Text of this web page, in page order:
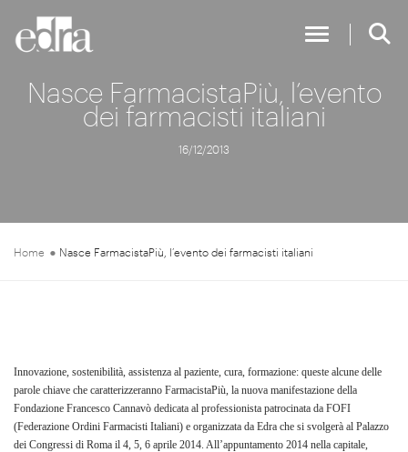
Toggle
Nasce FarmacistaPiù, l’evento
dei farmacisti italiani
16/12/2013
Home Nasce FarmacistaPiù, l’evento dei farmacisti italiani
Innovazione, sostenibilità, assistenza al paziente, cura, formazione: queste alcune delle
parole chiave che caratterizzeranno FarmacistaPiù, la nuova manifestazione della
Fondazione Francesco Cannavò dedicata al professionista patrocinata da FOFI
(Federazione Ordini Farmacisti Italiani) e organizzata da Edra che si svolgerà al Palazzo
dei Congressi di Roma il 4, 5, 6 aprile 2014. All’appuntamento 2014 nella capitale,